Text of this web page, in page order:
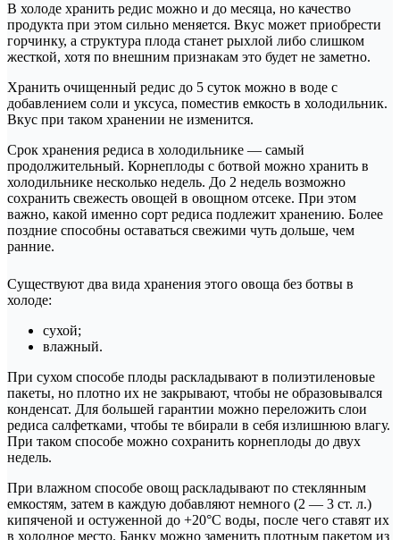
В холоде хранить редис можно и до месяца, но качество
продукта при этом сильно меняется. Вкус может приобрести
горчинку, а структура плода станет рыхлой либо слишком
жесткой, хотя по внешним признакам это будет не заметно.
Хранить очищенный редис до 5 суток можно в воде с
добавлением соли и уксуса, поместив емкость в холодильник.
Вкус при таком хранении не изменится.
Срок хранения редиса в холодильнике — самый
продолжительный. Корнеплоды с ботвой можно хранить в
холодильнике несколько недель. До 2 недель возможно
сохранить свежесть овощей в овощном отсеке. При этом
важно, какой именно сорт редиса подлежит хранению. Более
поздние способны оставаться свежими чуть дольше, чем
ранние.
Существуют два вида хранения этого овоща без ботвы в
холоде:
сухой;
влажный.
При сухом способе плоды раскладывают в полиэтиленовые
пакеты, но плотно их не закрывают, чтобы не образовывался
конденсат. Для большей гарантии можно переложить слои
редиса салфетками, чтобы те вбирали в себя излишнюю влагу.
При таком способе можно сохранить корнеплоды до двух
недель.
При влажном способе овощ раскладывают по стеклянным
емкостям, затем в каждую добавляют немного (2 — 3 ст. л.)
кипяченой и остуженной до +20°С воды, после чего ставят их
в холодное место. Банку можно заменить плотным пакетом из